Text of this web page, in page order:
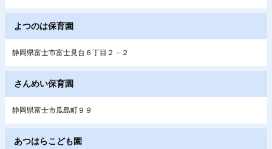
よつのは保育園
静岡県富士市富士見台６丁目２－２
さんめい保育園
静岡県富士市瓜島町９９
あつはらこども園